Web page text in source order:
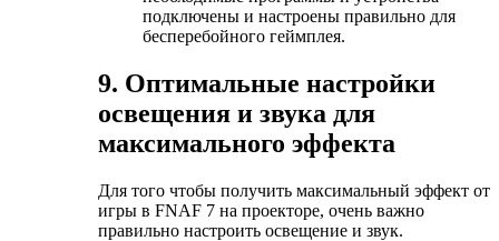
подключены и настроены правильно для
бесперебойного геймплея.
9. Оптимальные настройки
освещения и звука для
максимального эффекта
Для того чтобы получить максимальный эффект от
игры в FNAF 7 на проекторе, очень важно
правильно настроить освещение и звук.